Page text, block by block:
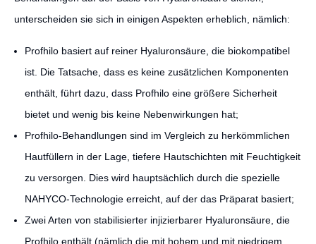
unterscheiden sie sich in einigen Aspekten erheblich, nämlich:
Profhilo basiert auf reiner Hyaluronsäure, die biokompatibel
ist. Die Tatsache, dass es keine zusätzlichen Komponenten
enthält, führt dazu, dass Profhilo eine größere Sicherheit
bietet und wenig bis keine Nebenwirkungen hat;
Profhilo-Behandlungen sind im Vergleich zu herkömmlichen
Hautfüllern in der Lage, tiefere Hautschichten mit Feuchtigkeit
zu versorgen. Dies wird hauptsächlich durch die spezielle
NAHYCO-Technologie erreicht, auf der das Präparat basiert;
Zwei Arten von stabilisierter injizierbarer Hyaluronsäure, die
Profhilo enthält (nämlich die mit hohem und mit niedrigem